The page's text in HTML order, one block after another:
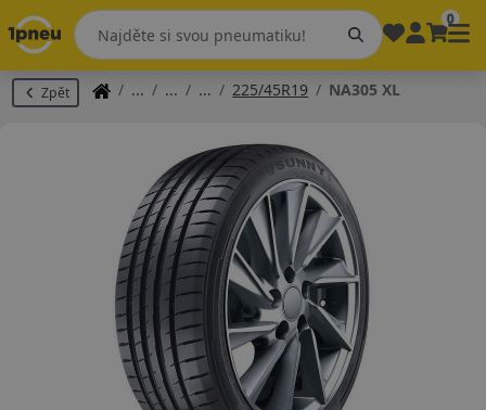
0
Zpět 225/45R19 NA305 XL